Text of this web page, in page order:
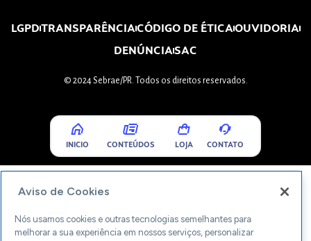
LGPDTRANSPARÊNCIACÓDIGO DE ÉTICAOUVIDORIA
DENÚNCIASAC
© 2024 Sebrae/PR. Todos os direitos reservados.
INICIO CONTEÚDOS LOJA CONTATO
Aviso de Cookies
Nós usamos cookies e outras tecnologias semelhantes para
melhorar a sua experiência em nossos serviços, personalizar